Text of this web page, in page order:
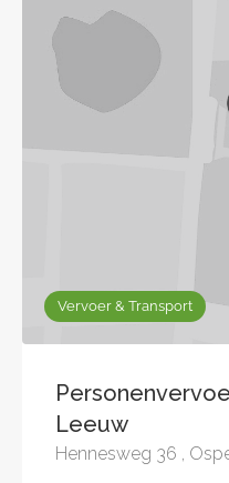
Vervoer & Transport
Leeuw
Hennesweg 36 ,